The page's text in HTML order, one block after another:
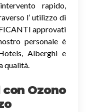
rapido,
l’ utilizzo di
approvati
personale è
Alberghi e
qualità.
Ozono